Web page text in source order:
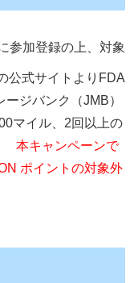
参加登録の上、対象
公式サイトよりFDA
ジバンク（JMB）
マイル、2回以上の
本キャンペーンで
ポイントの対象外